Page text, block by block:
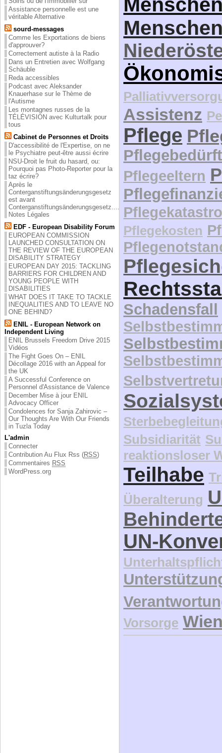
Assistance personnelle est une
véritable Alternative
sourd-messages
Comme les Exportations de biens
d'approuver?
Correctement autiste à la Radio
Dans un Entretien avec Wolfgang
Schäuble
Reda accessibles
Podcast avec Aleksander
Knauerhase sur le Thème de
l'Autisme
Les montagnes russes de la
TÉLÉVISION avec Kulturtalk pour
tous
Cabinet de Personnes et Droits
D'accessibilité de l'Expertise, on ne
le Psychiatre peut-être aussi écrire
NSU-Droit le fruit du hasard, ou:
Pourquoi pas Photo-Reporter pour la
taz écrire?
Après le
Conterganstiftungsänderungsgesetz
est avant
Conterganstiftungsänderungsgesetz....
Notes Légales
EDF - European Disability Forum
EUROPEAN COMMISSION
LAUNCHED CONSULTATION ON
THE REVIEW OF THE EUROPEAN
DISABILITY STRATEGY
EUROPEAN DAY 2015: TACKLING
BARRIERS FOR CHILDREN AND
YOUNG PEOPLE WITH
DISABILITIES
WHAT DOES IT TAKE TO TACKLE
INEQUALITIES AND TO LEAVE NO
ONE BEHIND?
ENIL - European Network on
Independent Living
ENIL Brussels Freedom Drive 2015
Vidéos
The Fight Goes On – ENIL
Décollage 2016 with an Appeal for
the UK
A Successful Conference on
Personnel d'Assistance de Valence
December Mise à jour ENIL
Advocacy Officer
Condolences for Sanja Zahirovic –
Our Thoughts Are With Our Friends
in Tuzla Today
L'admin
Connecter
Contribution Au Flux Rss (RSS)
Commentaires RSS
WordPress.org
Assistenz
Pflege
Pflegeeltern
Pflegekosten
Schadensfall
Subsidiarität
reaktionsloser
Teilhabe
Überalterung
UN-
Vorsorge